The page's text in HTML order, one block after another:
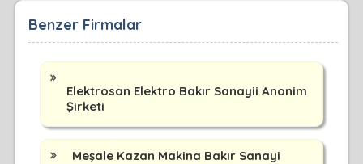
Benzer Firmalar
Elektrosan Elektro Bakır Sanayii Anonim
Şirketi
Meşale Kazan Makina Bakır Sanayi